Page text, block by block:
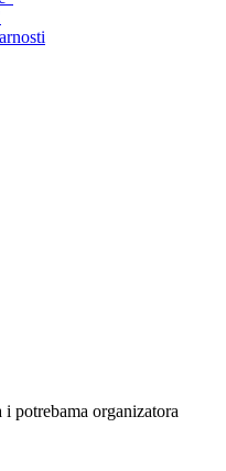
potrebama organizatora